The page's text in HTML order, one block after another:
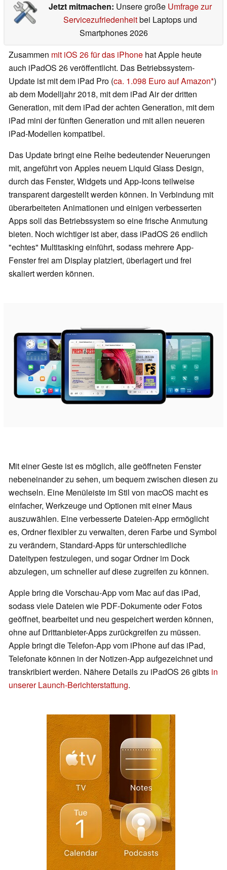
Jetzt mitmachen: Unsere große Umfrage zur
Servicezufriedenheitbei Laptops und
Smartphones 2026
Zusammen mit iOS 26 für das iPhone hat Apple heute
auch iPadOS 26 veröffentlicht. Das Betriebssystem-
Update ist mit dem iPad Pro (ca. 1.098 Euro auf Amazon )
ab dem Modelljahr 2018, mit dem iPad Air der dritten
Generation, mit dem iPad der achten Generation, mit dem
iPad mini der fünften Generation und mit allen neueren
iPad-Modellen kompatibel.
Das Update bringt eine Reihe bedeutender Neuerungen
mit, angeführt von Apples neuem Liquid Glass Design,
durch das Fenster, Widgets und App-Icons teilweise
transparent dargestellt werden können. In Verbindung mit
überarbeiteten Animationen und einigen verbesserten
Apps soll das Betriebssystem so eine frische Anmutung
bieten. Noch wichtiger ist aber, dass iPadOS 26 endlich
"echtes" Multitasking einführt, sodass mehrere App-
Fenster frei am Display platziert, überlagert und frei
skaliert werden können.
Mit einer Geste ist es möglich, alle geöffneten Fenster
nebeneinander zu sehen, um bequem zwischen diesen zu
wechseln. Eine Menüleiste im Stil von macOS macht es
einfacher, Werkzeuge und Optionen mit einer Maus
auszuwählen. Eine verbesserte Dateien-App ermöglicht
es, Ordner flexibler zu verwalten, deren Farbe und Symbol
zu verändern, Standard-Apps für unterschiedliche
Dateitypen festzulegen, und sogar Ordner im Dock
abzulegen, um schneller auf diese zugreifen zu können.
Apple bring die Vorschau-App vom Mac auf das iPad,
sodass viele Dateien wie PDF-Dokumente oder Fotos
geöffnet, bearbeitet und neu gespeichert werden können,
ohne auf Drittanbieter-Apps zurückgreifen zu müssen.
Apple bringt die Telefon-App vom iPhone auf das iPad,
Telefonate können in der Notizen-App aufgezeichnet und
transkribiert werden. Nähere Details zu iPadOS 26 gibts in
unserer Launch-Berichterstattung.